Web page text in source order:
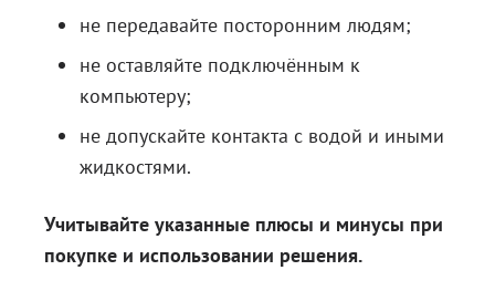
не передавайте посторонним людям;
не оставляйте подключённым к
компьютеру;
не допускайте контакта с водой и иными
жидкостями.
Учитывайте указанные плюсы и минусы при
покупке и использовании решения.